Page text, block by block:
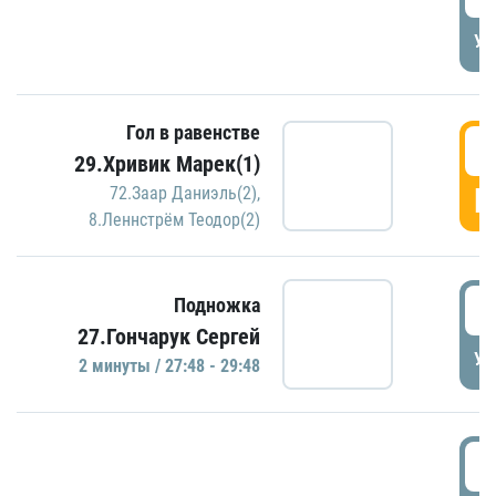
Гол в равенстве
29.Хривик Марек(1)
72.Заар Даниэль(2),
8.Леннстрём Теодор(2)
Подножка
27.Гончарук Сергей
2 минуты / 27:48 - 29:48